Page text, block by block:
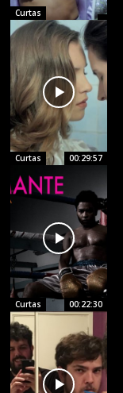
Curtas
Curtas 00:29:57
Curtas 00:22:30